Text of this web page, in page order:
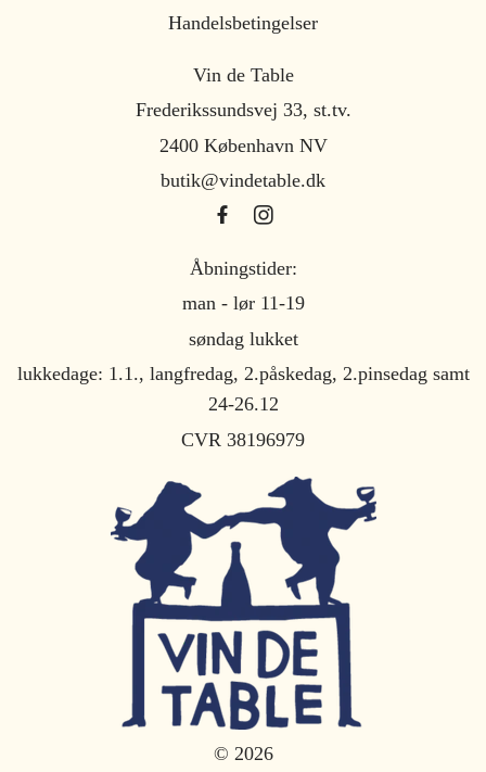
Handelsbetingelser
Vin de Table
Frederikssundsvej 33, st.tv.
2400 København NV
butik@vindetable.dk
Åbningstider:
man - lør 11-19
søndag lukket
lukkedage: 1.1., langfredag, 2.påskedag, 2.pinsedag samt
24-26.12
CVR 38196979
© 2026